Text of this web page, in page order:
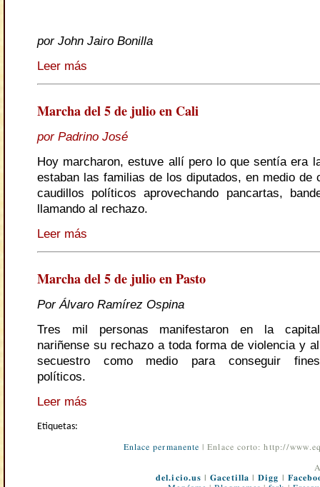
por John Jairo Bonilla
Leer más
Marcha del 5 de julio en Cali
por Padrino José
Hoy marcharon, estuve allí pero lo que sentía era
estaban las familias de los diputados, en medio de
caudillos políticos aprovechando pancartas,
llamando al rechazo.
Leer más
Marcha del 5 de julio en Pasto
Por Álvaro Ramírez Ospina
Tres mil personas manifestaron en la capital
nariñense su rechazo a toda forma de violencia y al
secuestro como medio para conseguir fines
políticos.
Leer más
Etiquetas:
Enlace permanente | Enlace corto: http://
del.icio.us |Gacetilla |Digg |